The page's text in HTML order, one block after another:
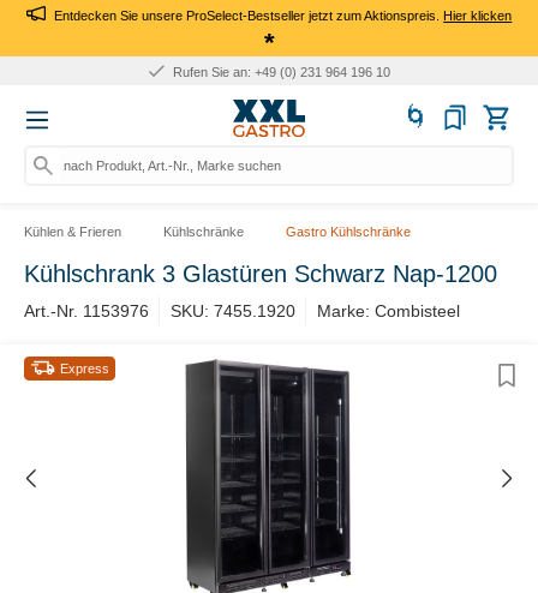
Entdecken Sie unsere ProSelect-Bestseller jetzt zum Aktionspreis.Hier klicken
*
Rufen Sie an: +49 (0) 231 964 196 10
nach Produkt, Art.-Nr., Marke suchen
Kühlen & Frieren Kühlschränke Gastro Kühlschränke
Kühlschrank 3 Glastüren Schwarz Nap-1200
Art.-Nr. 1153976 SKU: 7455.1920 Marke: Combisteel
Express